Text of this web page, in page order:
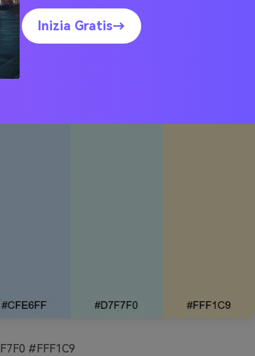
Filato
#FFF1C9
Inizia Gratis→